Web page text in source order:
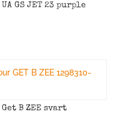
GS JET 23 purple
B ZEE svart